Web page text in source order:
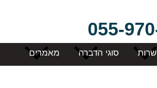
055-
שרות סוגי הדברה מאמרים